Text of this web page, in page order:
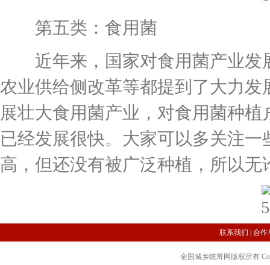
第五类：食用菌
近年来，国家对食用菌产业发
农业供给侧改革等都提到了大力
展壮大食用菌产业，对食用菌种
已经发展很快。大家可以多关注
高，但还没有被广泛种植，所以
联系我们 合作
全国城乡统筹网版权所有